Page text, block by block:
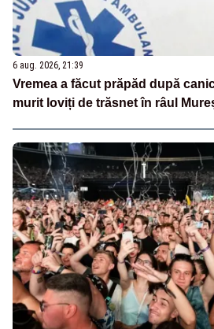
6 aug. 2026, 21:39
Vremea a făcut prăpăd după
murit loviți de trăsnet în râul